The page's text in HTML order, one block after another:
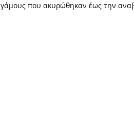
γάμους που ακυρώθηκαν έως την